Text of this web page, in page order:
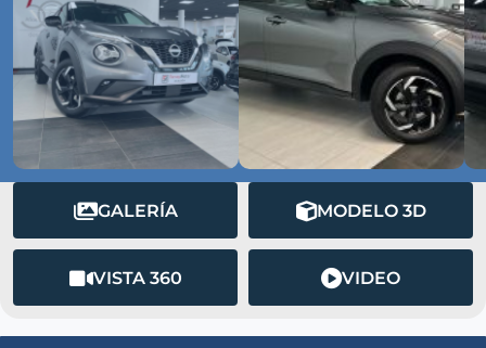
GALERÍA MODELO 3D
VISTA 360 VIDEO